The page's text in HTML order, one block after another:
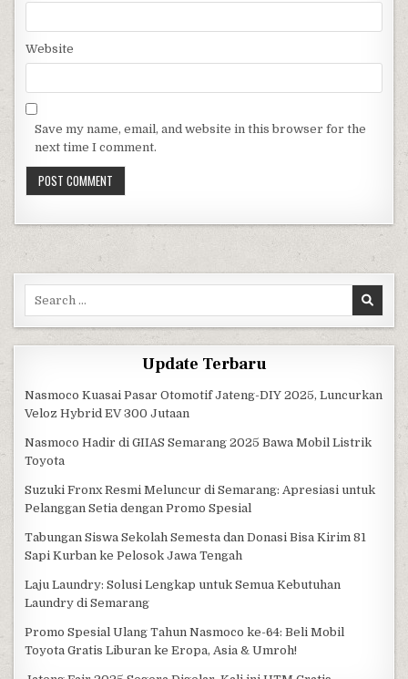
Website
Save my name, email, and website in this browser for the
next time I comment.
Search for:
Update Terbaru
Nasmoco Kuasai Pasar Otomotif Jateng-DIY 2025, Luncurkan
Veloz Hybrid EV 300 Jutaan
Nasmoco Hadir di GIIAS Semarang 2025 Bawa Mobil Listrik
Toyota
Suzuki Fronx Resmi Meluncur di Semarang: Apresiasi untuk
Pelanggan Setia dengan Promo Spesial
Tabungan Siswa Sekolah Semesta dan Donasi Bisa Kirim 81
Sapi Kurban ke Pelosok Jawa Tengah
Laju Laundry: Solusi Lengkap untuk Semua Kebutuhan
Laundry di Semarang
Promo Spesial Ulang Tahun Nasmoco ke-64: Beli Mobil
Toyota Gratis Liburan ke Eropa, Asia & Umroh!